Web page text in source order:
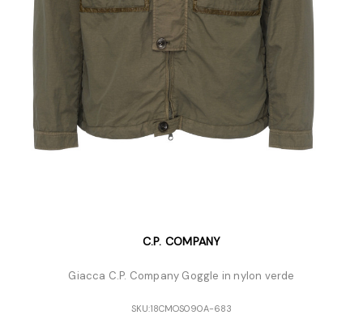
C.P. COMPANY
Giacca C.P. Company Goggle in nylon verde
SKU:18CMOS090A-683